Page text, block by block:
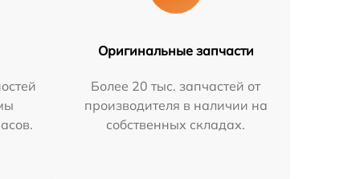
Оригинальные запчасти
Более 20 тыс. запчастей от
производителя в наличии на
собственных складах.